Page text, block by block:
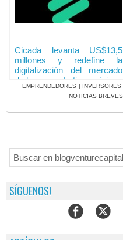
Cicada levanta US$13,5
millones y redefine la
digitalización del mercado
de bonos en Latinoamérica
EMPRENDEDORES | INVERSORES
NOTICIAS BREVES
SÍGUENOS!